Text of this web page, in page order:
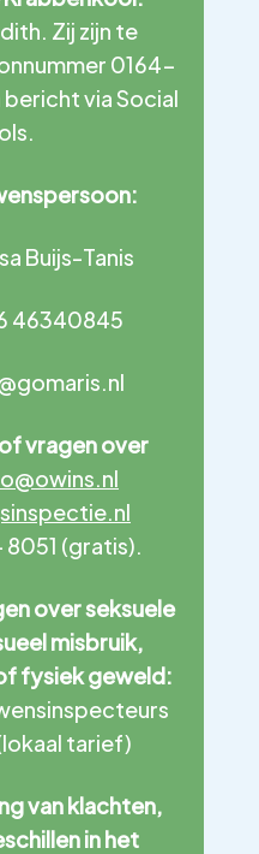
Zij zijn te
0164-
via Social
Buijs-Tanis
46340845
vragen over
(gratis).
over seksuele
misbruik,
fysiek geweld:
(lokaal tarief)
van klachten,
in het